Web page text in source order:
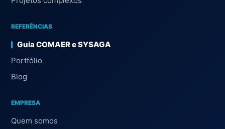
REFERÊNCIAS
Guia COMAER e SYSAGA
Portfólio
Blog
EMPRESA
Quem somos